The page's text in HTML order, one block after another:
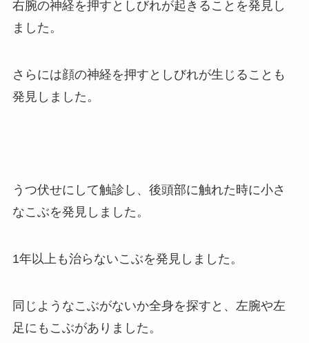
右腕の神経を押すとしびれが起きることを発見し
ました。
さらには顔の神経を押すとしびれが生じることも
発見しました。
うつ伏せにして触診し、後頭部に触れた時に小さ
なこぶを発見しました。
1年以上も治らないこぶを発見しました。
同じようなこぶがないか全身を探すと、左腕や左
足にもこぶがありました。